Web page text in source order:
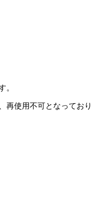
。
再使用不可となっており